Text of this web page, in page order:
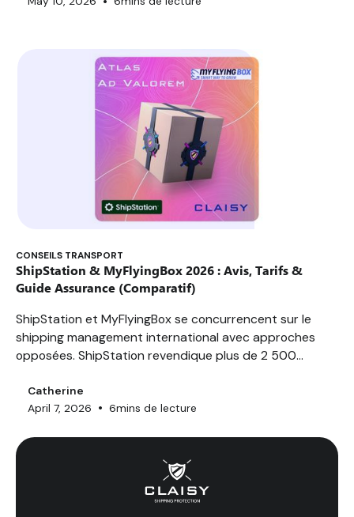
CONSEILS TRANSPORT
ShipStation & MyFlyingBox 2026 : Avis, Tarifs &
Guide Assurance (Comparatif)
ShipStation et MyFlyingBox se concurrencent sur le
shipping management international avec approches
opposées. ShipStation revendique plus de 2 500
de traiter jusqu'à 15 000 commandes/jour. MyFlyingBox,
fondé à Nice en 2011, couvre 10+ pays européens avec
leurs assurances colis protègent-elles vraiment vos
Catherine
April 7, 2026 • 6mins de lecture